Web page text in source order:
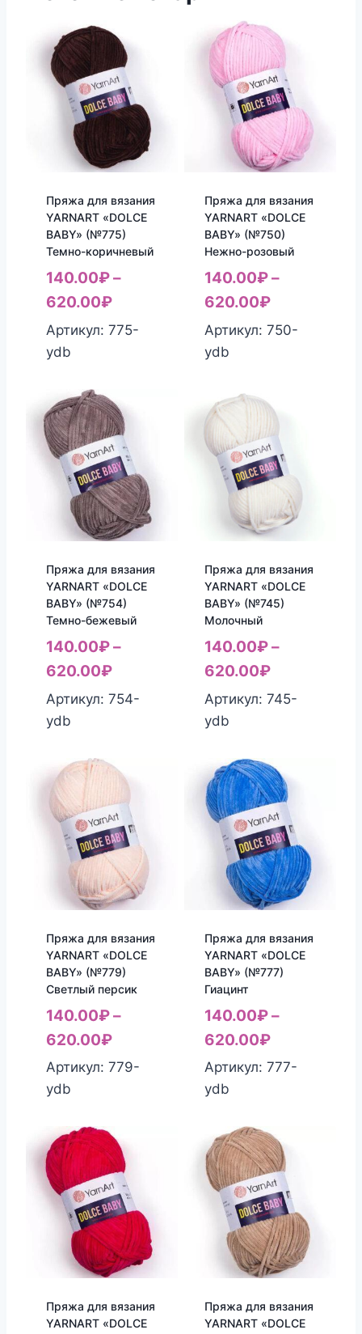
Пряжа для вязания
YARNART «DOLCE
BABY» (№775)
Темно-коричневый
140.00₽–
620.00₽
Артикул: 775-
ydb
Пряжа для вязания
YARNART «DOLCE
BABY» (№750)
Нежно-розовый
140.00₽–
620.00₽
Артикул: 750-
ydb
Пряжа для вязания
YARNART «DOLCE
BABY» (№754)
Темно-бежевый
140.00₽–
620.00₽
Артикул: 754-
ydb
Пряжа для вязания
YARNART «DOLCE
BABY» (№745)
Молочный
140.00₽–
620.00₽
Артикул: 745-
ydb
Пряжа для вязания
YARNART «DOLCE
BABY» (№779)
Светлый персик
140.00₽–
620.00₽
Артикул: 779-
ydb
Пряжа для вязания
YARNART «DOLCE
BABY» (№777)
Гиацинт
140.00₽–
620.00₽
Артикул: 777-
ydb
Пряжа для вязания
YARNART «DOLCE
Пряжа для вязания
YARNART «DOLCE